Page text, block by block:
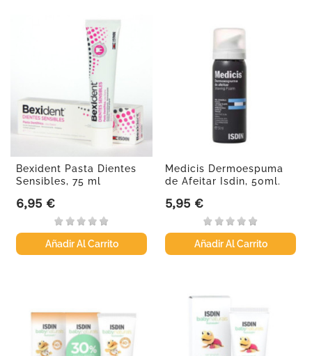
Bexident Pasta Dientes
Sensibles, 75 ml
Precio
6,95 €
Añadir Al Carrito
Medicis Dermoespuma
de Afeitar Isdin, 50ml.
Precio
5,95 €
Añadir Al Carrito